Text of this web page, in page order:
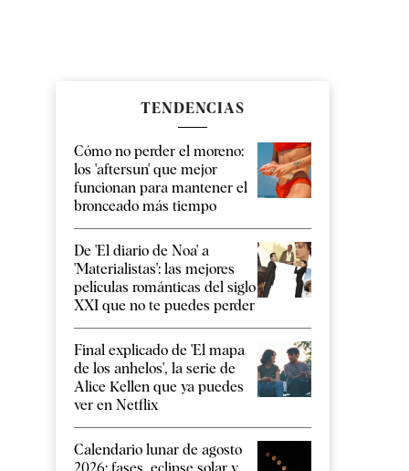
TENDENCIAS
Cómo no perder el moreno:
los 'aftersun' que mejor
funcionan para mantener el
bronceado más tiempo
De 'El diario de Noa' a
'Materialistas': las mejores
películas románticas del siglo
XXI que no te puedes perder
Final explicado de 'El mapa
de los anhelos', la serie de
Alice Kellen que ya puedes
ver en Netflix
Calendario lunar de agosto